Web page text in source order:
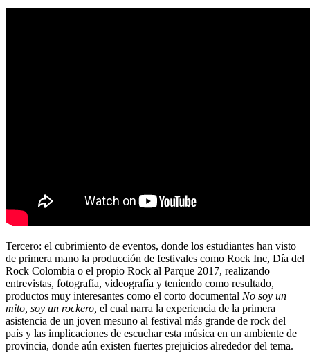
Tercero: el cubrimiento de eventos, donde los estudiantes han visto
de primera mano la producción de festivales como Rock Inc, Día del
Rock Colombia o el propio Rock al Parque 2017, realizando
entrevistas, fotografía, videografía y teniendo como resultado,
productos muy interesantes como el corto documental No soy un
mito, soy un rockero, el cual narra la experiencia de la primera
asistencia de un joven mesuno al festival más grande de rock del
país y las implicaciones de escuchar esta música en un ambiente de
provincia, donde aún existen fuertes prejuicios alrededor del tema.